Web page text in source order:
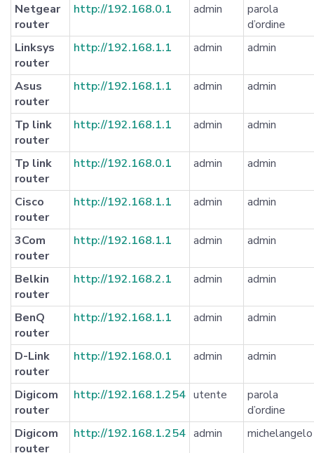
Netgear
router
http://192.168.0.1 admin
parola
d’ordine
Linksys
router
http://192.168.1.1 admin admin
Asus
router
http://192.168.1.1 admin admin
Tp link
router
http://192.168.1.1 admin admin
Tp link
router
http://192.168.0.1 admin admin
Cisco
router
http://192.168.1.1 admin admin
3Com
router
http://192.168.1.1 admin admin
Belkin
router
http://192.168.2.1 admin admin
BenQ
router
http://192.168.1.1 admin admin
D-Link
router
http://192.168.0.1 admin admin
Digicom
router
http://192.168.1.254 utente
parola
d’ordine
Digicom
router
http://192.168.1.254 admin michelangelo